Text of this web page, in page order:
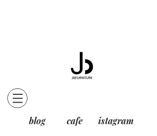
blog cafe istagram